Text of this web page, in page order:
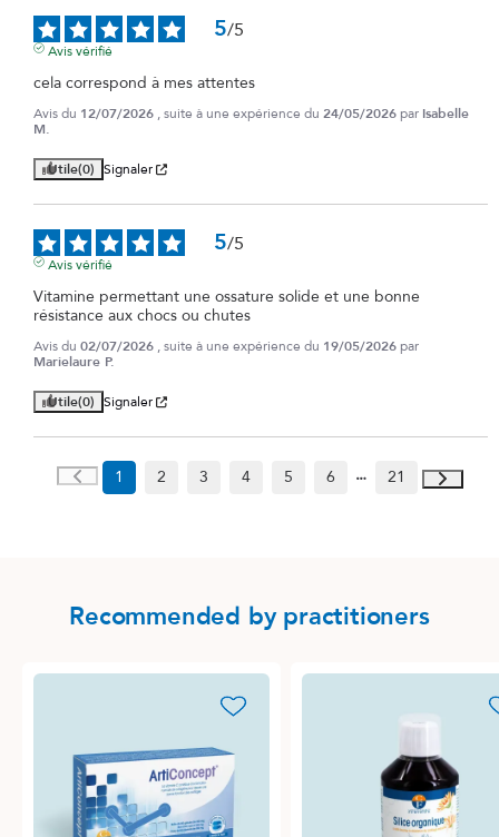
5/5
Avis vérifié
cela correspond à mes attentes
Avis du 12/07/2026 , suite à une expérience du 24/05/2026 par Isabelle
M.
Utile(0) Signaler
5/5
Avis vérifié
Vitamine permettant une ossature solide et une bonne
résistance aux chocs ou chutes
Avis du 02/07/2026 , suite à une expérience du 19/05/2026 par
Marielaure P.
Utile(0) Signaler
1 2 3 4 5 6 21
Recommended by practitioners
favorite_border